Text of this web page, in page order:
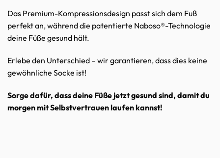
Das Premium-Kompressionsdesign passt sich dem Fuß
perfekt an, während die patentierte Naboso®-Technologie
deine Füße gesund hält.
Erlebe den Unterschied – wir garantieren, dass dies keine
gewöhnliche Socke ist!
Sorge dafür, dass deine Füße jetzt gesund sind, damit du
morgen mit Selbstvertrauen laufen kannst!